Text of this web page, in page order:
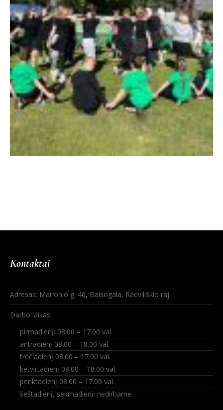
Kontaktai
Adresas: Maironio g. 46, Baisogala, Radviliškio raj.
Darbo laikas:
pirmadienį: 08.00 – 17.00 val.
antradienį 08.00 – 18.00 val.
trečiadienį 08.00 – 17.00 val.
ketvirtadienį 08.00 – 18.00 val.
penktadienį 08.00 – 17.00 val.
šeštadienį, sekmadienį: nedirbame